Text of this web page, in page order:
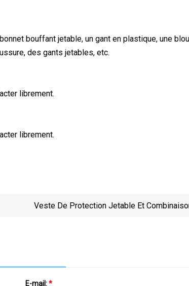
bouffant jetable, un gant en plastique, une
des gants jetables, etc.
librement.
librement.
Veste De Protection Jetable Et
E-mail:*